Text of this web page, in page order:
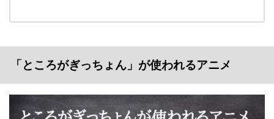
「ところがぎっちょん」が使われるアニメ